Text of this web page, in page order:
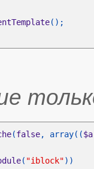
(false, array((
( "iblock"